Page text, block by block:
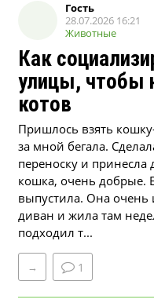
Гость
28.07.2026 16:21
Животные
Как
улицы, чтобы
котов
Пришлось взять
за мной бегала.
переноску и
кошка, очень добрые.
выпустила. Она очень
диван и жила там
подходил т...
→ 1